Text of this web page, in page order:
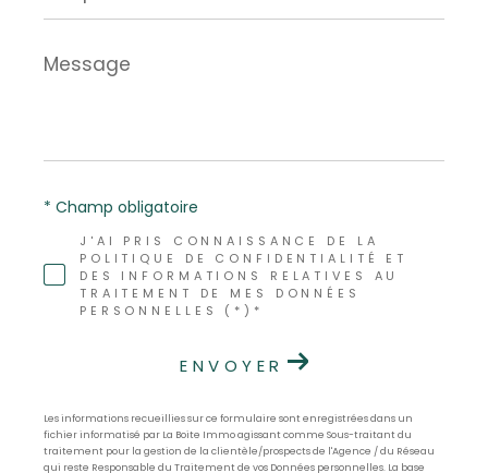
Message
*
J'AI PRIS CONNAISSANCE DE LA
POLITIQUE DE CONFIDENTIALITÉ ET
DES INFORMATIONS RELATIVES AU
TRAITEMENT DE MES DONNÉES
PERSONNELLES (*)*
* Champ obligatoire
ENVOYER
Les informations recueillies sur ce formulaire sont enregistrées dans un
fichier informatisé par La Boite Immo agissant comme Sous-traitant du
traitement pour la gestion de la clientèle/prospects de l'Agence / du Réseau
qui reste Responsable du Traitement de vos Données personnelles. La base